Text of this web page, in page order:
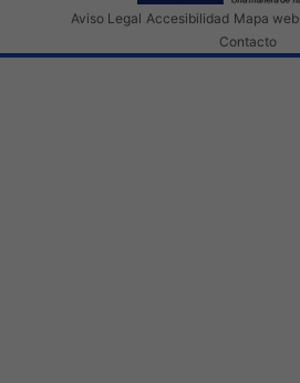
Aviso Legal Accesibilidad Mapa web
Contacto